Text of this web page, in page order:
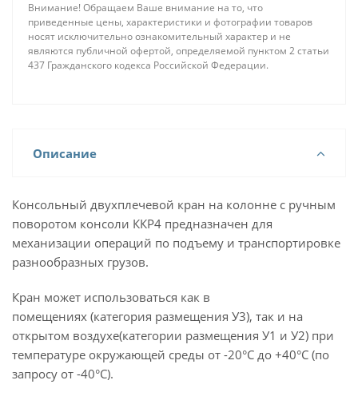
Внимание! Обращаем Ваше внимание на то, что
приведенные цены, характеристики и фотографии товаров
носят исключительно ознакомительный характер и не
являются публичной офертой, определяемой пунктом 2 статьи
437 Гражданского кодекса Российской Федерации.
Описание
Консольный двухплечевой кран на колонне с ручным
поворотом консоли ККР4 предназначен для
механизации операций по подъему и транспортировке
разнообразных грузов.
Кран может использоваться как в
помещениях (категория размещения У3), так и на
открытом воздухе(категории размещения У1 и У2) при
температуре окружающей среды от -20°С до +40°С (по
запросу от -40°С).